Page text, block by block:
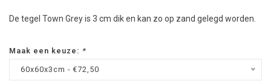
De tegel Town Grey is 3 cm dik en kan zo op zand gelegd worden.
Maak een keuze: *
60x60x3cm - €72,50